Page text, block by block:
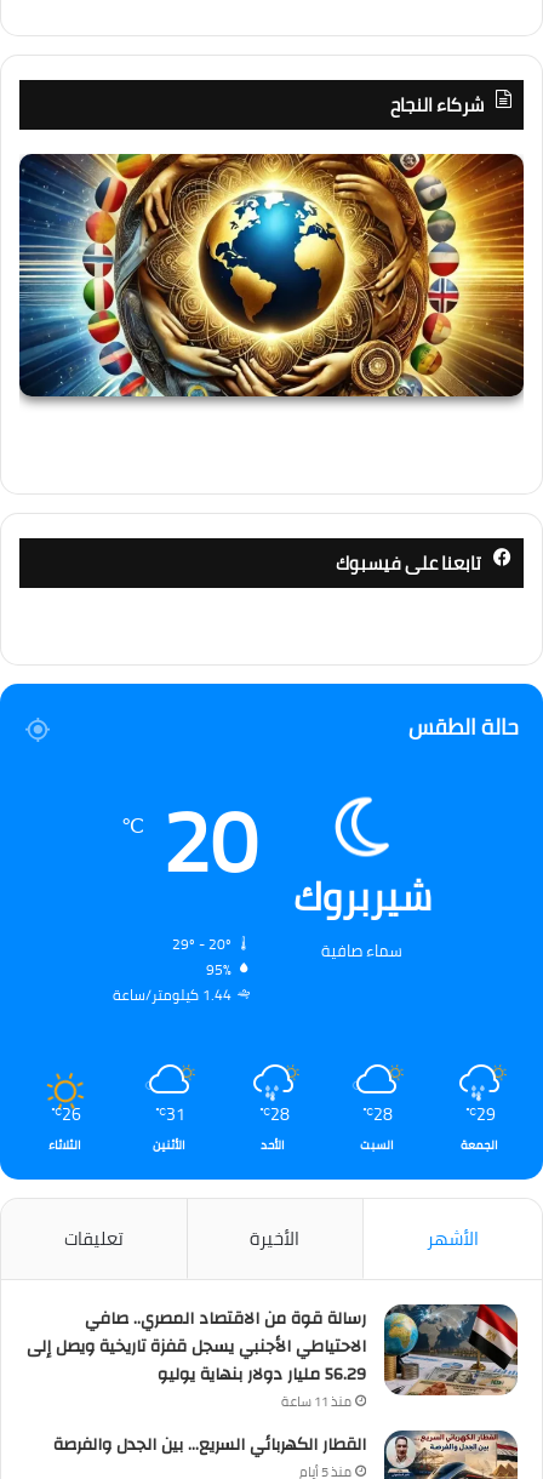
شركاء النجاح
تابعنا على فيسبوك
حالة الطقس
شيربروك
سماء صافية
20
℃
95%
1.44 كيلومتر/ساعة
29
℃
الجمعة
28
℃
السبت
28
℃
الأحد
31
℃
الأثنين
26
℃
الثلاثاء
الأشهر الأخيرة تعليقات
رسالة قوة من الاقتصاد المصري.. صافي
الاحتياطي الأجنبي يسجل قفزة تاريخية ويصل إلى
56.29 مليار دولار بنهاية يوليو
منذ 11 ساعة
القطار الكهربائي السريع… بين الجدل والفرصة
منذ 5 أيام